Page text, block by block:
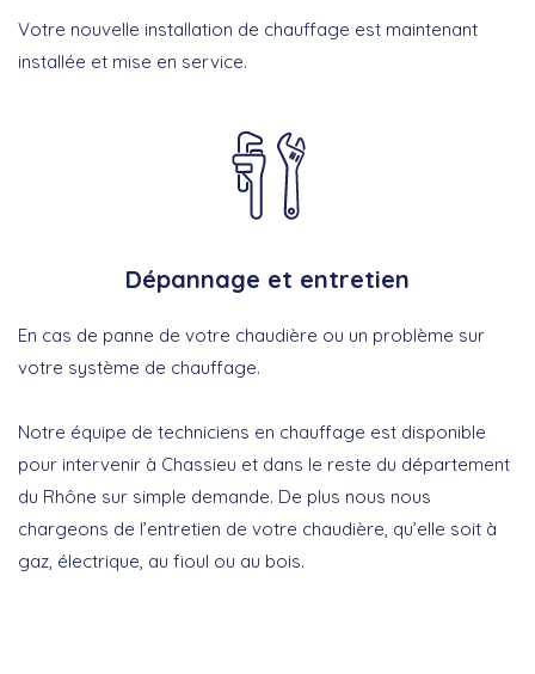
Votre nouvelle installation de chauffage est maintenant
installée et mise en service.
Dépannage et entretien
En cas de panne de votre chaudière ou un problème sur
votre système de chauffage.
Notre équipe de techniciens en chauffage est disponible
pour intervenir à Chassieu et dans le reste du département
du Rhône sur simple demande. De plus nous nous
chargeons de l’entretien de votre chaudière, qu’elle soit à
gaz, électrique, au fioul ou au bois.